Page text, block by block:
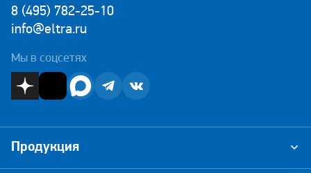
8 (495) 782-25-10
info@eltra.ru
Мы в соцсетях
Продукция